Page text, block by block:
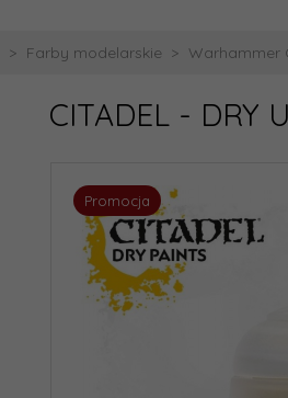
Farby modelarskie Warhammer
CITADEL - DRY
Promocja